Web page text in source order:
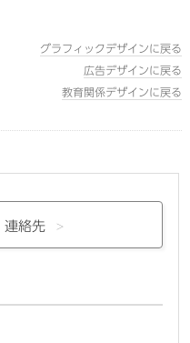
グラフィックデザインに戻る
広告デザインに戻る
教育関係デザインに戻る
連絡先